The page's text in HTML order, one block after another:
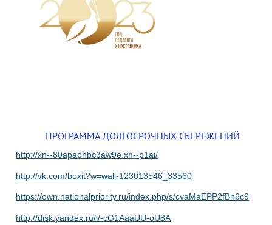
ПРОГРАММА ДОЛГОСРОЧНЫХ СБЕРЕЖЕНИЙ
http://xn--80apaohbc3aw9e.xn--p1ai/
http://vk.com/boxit?w=wall-123013546_33560
https://own.nationalpriority.ru/index.php/s/cvaMaEPP2fBn6c9
http://disk.yandex.ru/i/-cG1AaaUU-oU8A